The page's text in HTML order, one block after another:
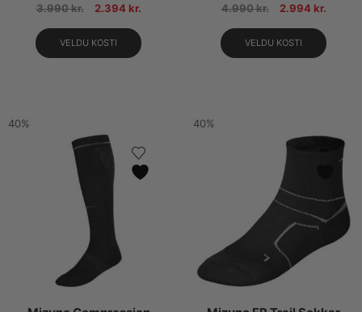
3.990kr. 2.394 kr.
VELDU KOSTI
4.990kr. 2.994 kr.
VELDU KOSTI
40% 40%